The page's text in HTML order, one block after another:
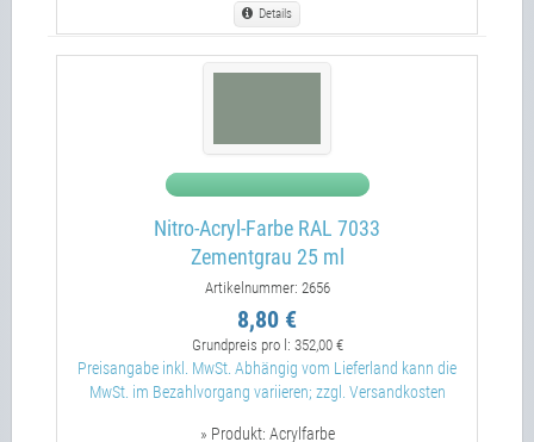
Details
Nitro-Acryl-Farbe RAL 7033
Zementgrau 25 ml
Artikelnummer: 2656
8,80 €
Grundpreis pro l: 352,00 €
Preisangabe inkl. MwSt. Abhängig vom Lieferland kann die
MwSt. im Bezahlvorgang variieren; zzgl. Versandkosten
» Produkt: Acrylfarbe